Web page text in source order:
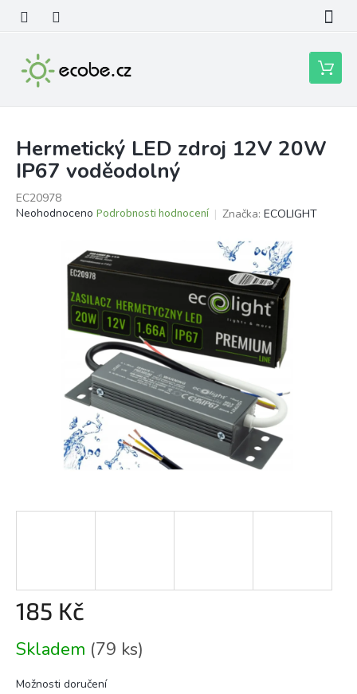
obsah
Nákupní
košík
Hermetický LED zdroj 12V 20W
IP67 voděodolný
EC20978
Průměrné
Neohodnoceno Podrobnosti hodnocení Značka: ECOLIGHT
185 Kč
cena:
Skladem (79 ks)
Možnosti doručení